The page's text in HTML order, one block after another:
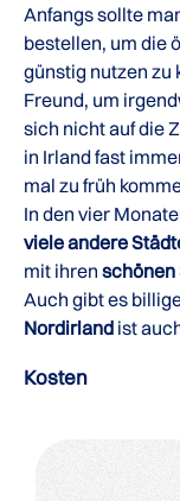
Anfangs sollte
bestellen, um die
günstig nutzen zu
Freund, um
sich nicht auf die
in Irland fast
mal zu früh
In den vier
viele andere
mit ihren schönen
Auch gibt es
Nordirland ist
Kosten